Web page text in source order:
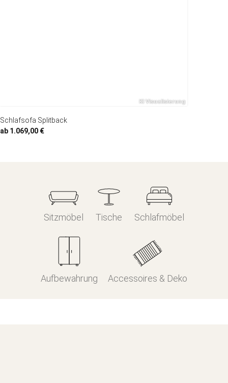
Schlafsofa Splitback
ab 1.069,00 €
Sitzmöbel Tische Schlafmöbel
Aufbewahrung Accessoires & Deko